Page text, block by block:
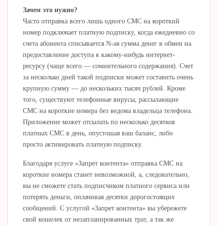
Зачем это нужно?
Часто отправка всего лишь одного CMC на короткий
номер подключает платную подписку, когда ежедневно со
счета абонента списывается N-ая сумма денег в обмен на
предоставление доступа к какому-нибудь интернет-
ресурсу (чаще всего — сомнительного содержания). Счет
за несколько дней такой подписки может составить очень
крупную сумму — до нескольких тысяч рублей. Кроме
того, существуют телефонные вирусы, рассылающие
CMC на короткие номера без ведома владельца телефона.
Приложение может отсылать по несколько десятков
платных CMC в день, опустошая ваш баланс, либо
просто активировать платную подписку.
Благодаря услуге «Запрет контента» отправка CMC на
короткие номера станет невозможной, а, следовательно,
вы не сможете стать подписчиком платного сервиса или
потерять деньги, оплачивая десятки дорогостоящих
сообщений. С услугой «Запрет контента» вы убережете
свой кошелек от незапланированных трат, а так же